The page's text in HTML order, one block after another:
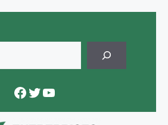
Facebook
Twitter
YouTube